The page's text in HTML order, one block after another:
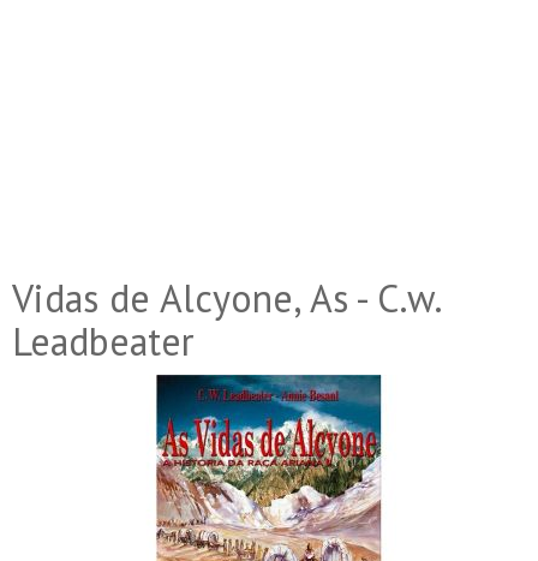
Vidas de Alcyone, As - C.w.
Leadbeater